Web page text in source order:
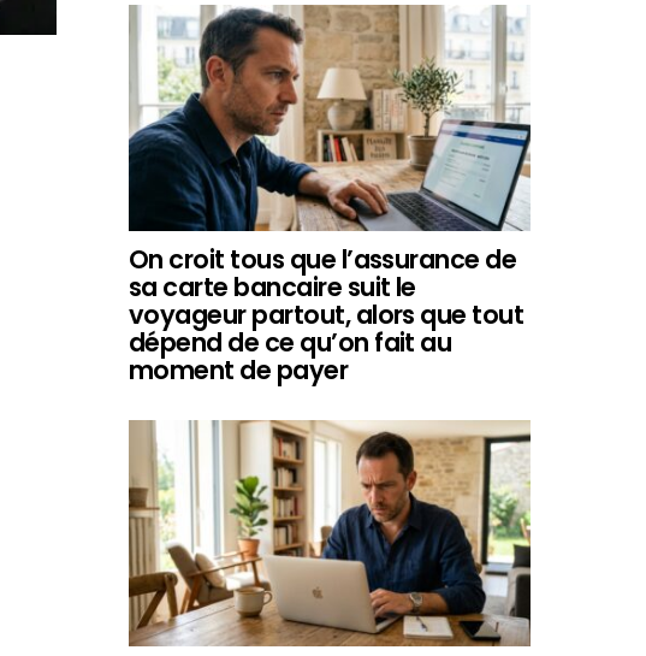
On croit tous que l’assurance de
sa carte bancaire suit le
voyageur partout, alors que tout
dépend de ce qu’on fait au
moment de payer